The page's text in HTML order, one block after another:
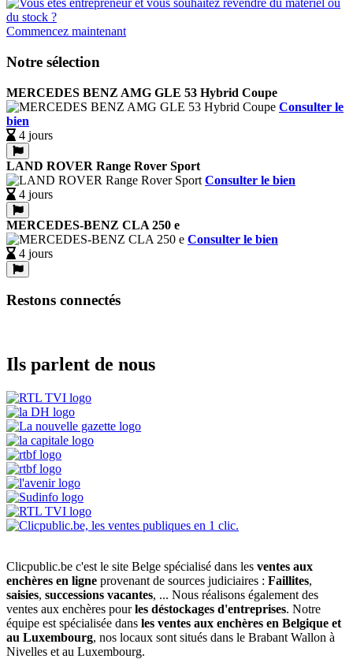
Commencez maintenant
Notre sélection
MERCEDES BENZ AMG GLE 53 Hybrid Coupe
Consulter le
bien
4 jours
LAND ROVER Range Rover Sport
Consulter le bien
4 jours
MERCEDES-BENZ CLA 250 e
Consulter le bien
4 jours
Restons connectés
Ils parlent de nous
Clicpublic.be c'est le site Belge spécialisé dans les ventes aux
enchères en ligne provenant de sources judiciaires : Faillites,
saisies, successions vacantes, ... Nous réalisons également des
ventes aux enchères pourles déstockages d'entreprises. Notre
équipe est spécialisée dans les ventes aux enchères en Belgique et
au Luxembourg, nos locaux sont situés dans le Brabant Wallon à
Nivelles et au Luxembourg.